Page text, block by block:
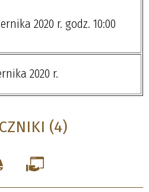
2020 r. godz. 10:00
2020 r.
(4)